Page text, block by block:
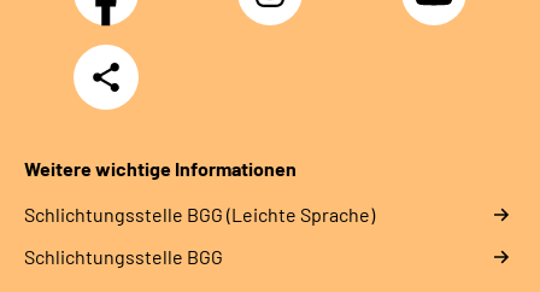
Teilen
Weitere wichtige Informationen
Schlich­tungs­stel­le BGG (Leichte Sprache)
Schlich­tungs­stel­le BGG